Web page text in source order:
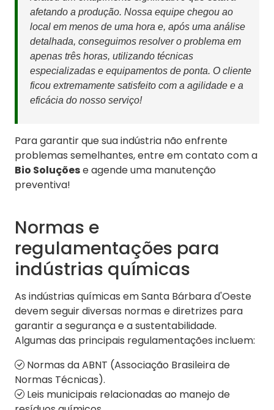
afetando a produção. Nossa equipe chegou ao
local em menos de uma hora e, após uma análise
detalhada, conseguimos resolver o problema em
apenas três horas, utilizando técnicas
especializadas e equipamentos de ponta. O cliente
ficou extremamente satisfeito com a agilidade e a
eficácia do nosso serviço!
Para garantir que sua indústria não enfrente
problemas semelhantes, entre em contato com a
Bio Soluçõese agende uma manutenção
preventiva!
Normas e
regulamentações para
indústrias químicas
As indústrias químicas em Santa Bárbara d'Oeste
devem seguir diversas normas e diretrizes para
garantir a segurança e a sustentabilidade.
Algumas das principais regulamentações incluem:
Normas da ABNT (Associação Brasileira de
Normas Técnicas).
Leis municipais relacionadas ao manejo de